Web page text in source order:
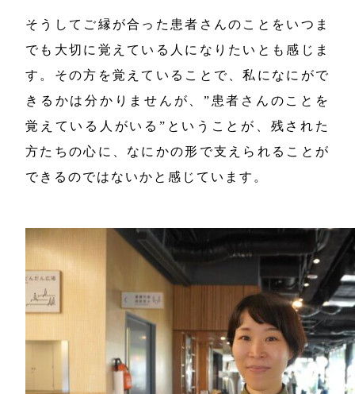
そうしてご縁が合った患者さんのことをいつま
でも大切に覚えている人になりたいとも感じま
す。その方を覚えていることで、私になにがで
きるかは分かりませんが、”患者さんのことを
覚えている人がいる”ということが、残された
方たちの心に、なにかの形で支えられることが
できるのではないかと感じています。